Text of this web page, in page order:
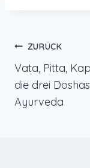
ZURÜCK
Vata, Pitta,
die drei
Ayurveda